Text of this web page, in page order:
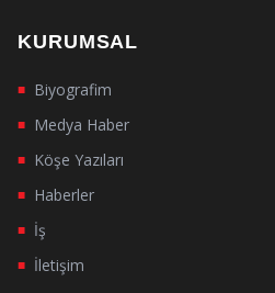
KURUMSAL
■ Biyografim
■ Medya Haber
■ Köşe Yazıları
■ Haberler
■ İş
■ İletişim